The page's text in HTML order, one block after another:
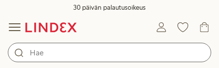
30 päivän palautusoikeus